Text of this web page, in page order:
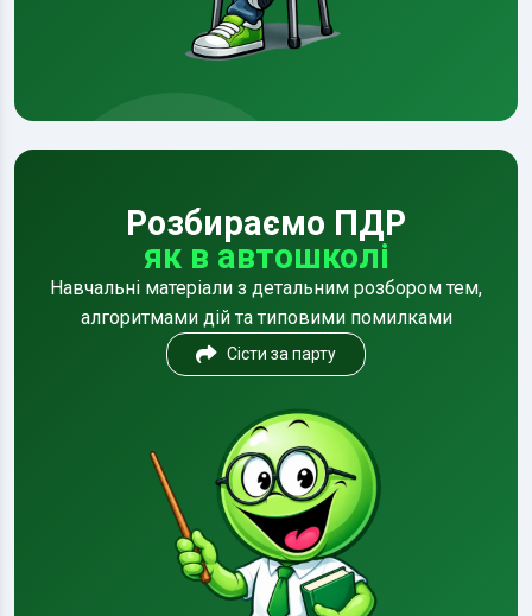
Розбираємо ПДР
як в автошколі
Навчальні матеріали з детальним розбором тем,
алгоритмами дій та типовими помилками
Сісти за парту